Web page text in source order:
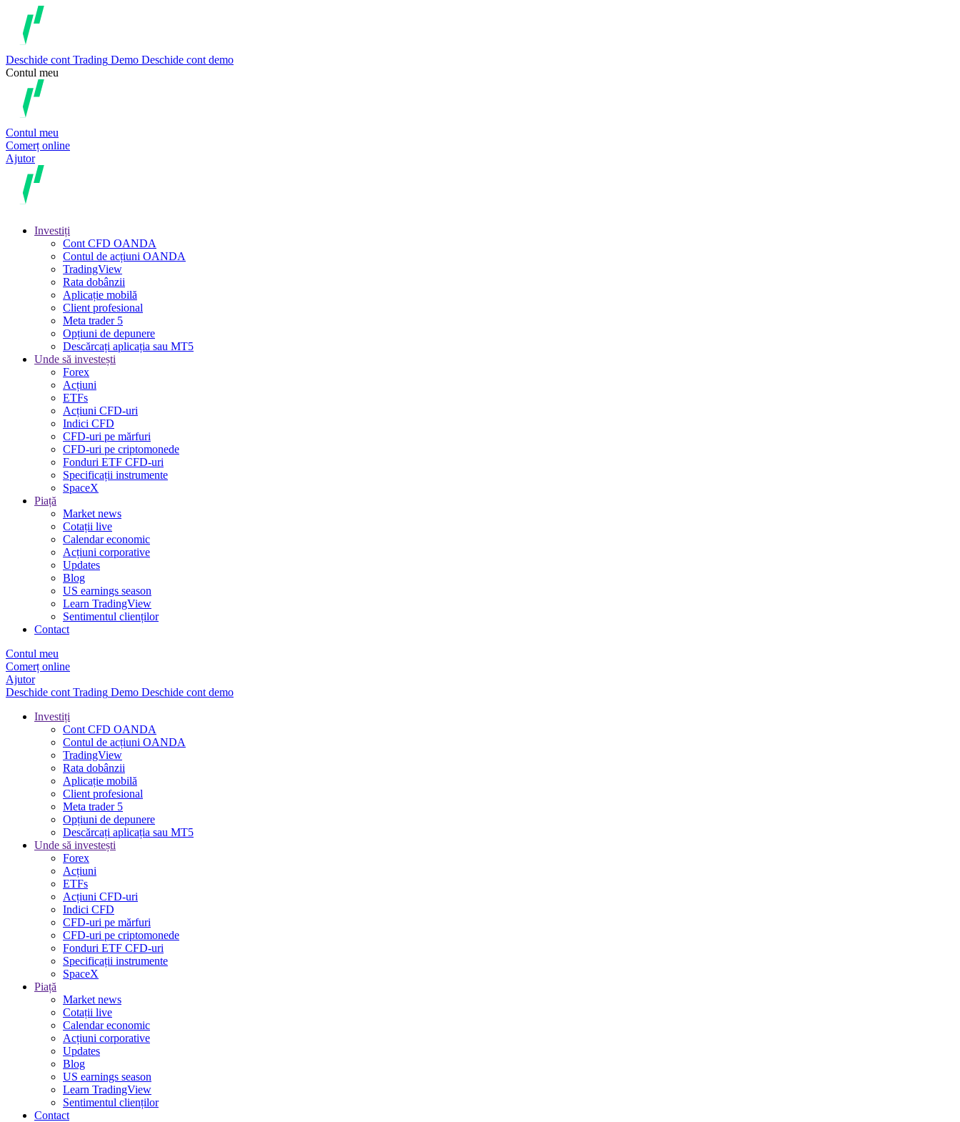
Deschide cont Trading Demo Deschide cont demo
Contul meu
Contul meu
Comerț online
Ajutor
Investiți
Cont CFD OANDA
Contul de acțiuni OANDA
TradingView
Rata dobânzii
Aplicație mobilă
Client profesional
Meta trader 5
Opțiuni de depunere
Descărcați aplicația sau MT5
Unde să investești
Forex
Acțiuni
ETFs
Acțiuni CFD-uri
Indici CFD
CFD-uri pe mărfuri
CFD-uri pe criptomonede
Fonduri ETF CFD-uri
Specificații instrumente
SpaceX
Piață
Market news
Cotații live
Calendar economic
Acțiuni corporative
Updates
Blog
US earnings season
Learn TradingView
Sentimentul clienților
Contact
Contul meu
Comerț online
Ajutor
Deschide cont Trading Demo Deschide cont demo
Investiți
Cont CFD OANDA
Contul de acțiuni OANDA
TradingView
Rata dobânzii
Aplicație mobilă
Client profesional
Meta trader 5
Opțiuni de depunere
Descărcați aplicația sau MT5
Unde să investești
Forex
Acțiuni
ETFs
Acțiuni CFD-uri
Indici CFD
CFD-uri pe mărfuri
CFD-uri pe criptomonede
Fonduri ETF CFD-uri
Specificații instrumente
SpaceX
Piață
Market news
Cotații live
Calendar economic
Acțiuni corporative
Updates
Blog
US earnings season
Learn TradingView
Sentimentul clienților
Contact